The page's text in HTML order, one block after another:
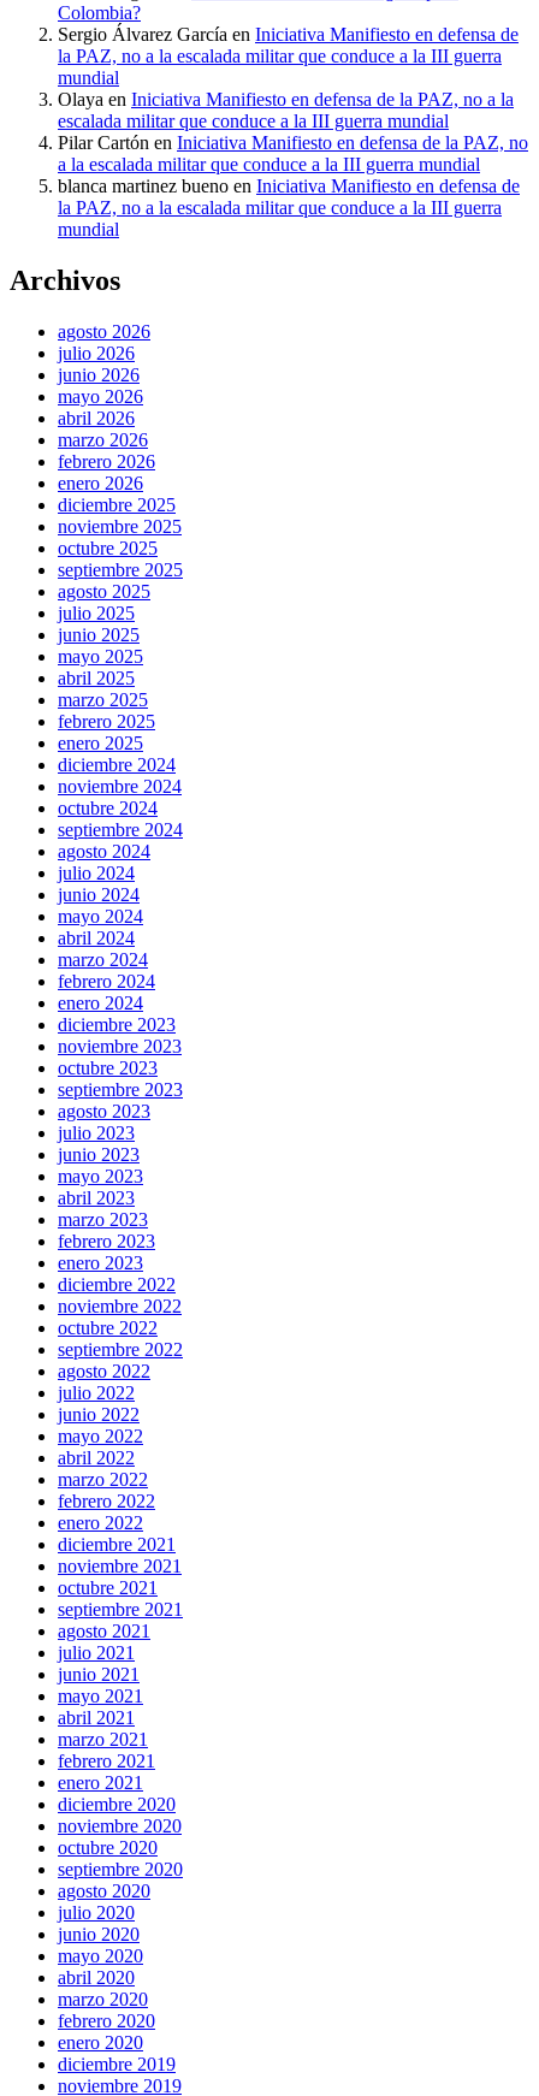
Colombia?
Sergio Álvarez García en Iniciativa Manifiesto en defensa de
la PAZ, no a la escalada militar que conduce a la III guerra
mundial
Olaya en Iniciativa Manifiesto en defensa de la PAZ, no a la
escalada militar que conduce a la III guerra mundial
Pilar Cartón en Iniciativa Manifiesto en defensa de la PAZ, no
a la escalada militar que conduce a la III guerra mundial
blanca martinez bueno en Iniciativa Manifiesto en defensa de
la PAZ, no a la escalada militar que conduce a la III guerra
mundial
Archivos
agosto 2026
julio 2026
junio 2026
mayo 2026
abril 2026
marzo 2026
febrero 2026
enero 2026
diciembre 2025
noviembre 2025
octubre 2025
septiembre 2025
agosto 2025
julio 2025
junio 2025
mayo 2025
abril 2025
marzo 2025
febrero 2025
enero 2025
diciembre 2024
noviembre 2024
octubre 2024
septiembre 2024
agosto 2024
julio 2024
junio 2024
mayo 2024
abril 2024
marzo 2024
febrero 2024
enero 2024
diciembre 2023
noviembre 2023
octubre 2023
septiembre 2023
agosto 2023
julio 2023
junio 2023
mayo 2023
abril 2023
marzo 2023
febrero 2023
enero 2023
diciembre 2022
noviembre 2022
octubre 2022
septiembre 2022
agosto 2022
julio 2022
junio 2022
mayo 2022
abril 2022
marzo 2022
febrero 2022
enero 2022
diciembre 2021
noviembre 2021
octubre 2021
septiembre 2021
agosto 2021
julio 2021
junio 2021
mayo 2021
abril 2021
marzo 2021
febrero 2021
enero 2021
diciembre 2020
noviembre 2020
octubre 2020
septiembre 2020
agosto 2020
julio 2020
junio 2020
mayo 2020
abril 2020
marzo 2020
febrero 2020
enero 2020
diciembre 2019
noviembre 2019